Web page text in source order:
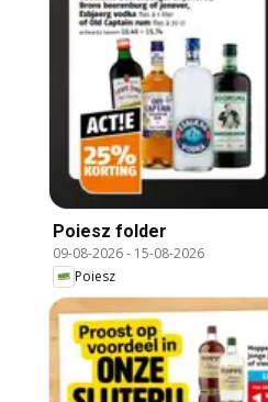
Poiesz folder
09-08-2026- 15-08-2026
Poiesz